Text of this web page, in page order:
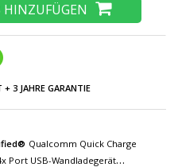
3 JAHRE GARANTIE
Qualcomm Quick Charge
Port USB-Wandladegerät